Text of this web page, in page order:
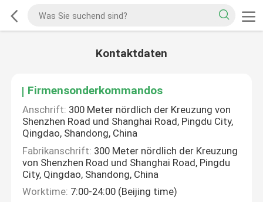
Kontaktdaten
Firmensonderkommandos
Anschrift: 300 Meter nördlich der Kreuzung von
Shenzhen Road und Shanghai Road, Pingdu City,
Qingdao, Shandong, China
Fabrikanschrift: 300 Meter nördlich der Kreuzung
von Shenzhen Road und Shanghai Road, Pingdu
City, Qingdao, Shandong, China
Worktime: 7:00-24:00 (Beijing time)